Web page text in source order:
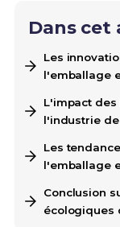
Dans cet
Les
l'emballage
L'impact
l'industrie
Les
l'emballage
Conclusion
écologiques